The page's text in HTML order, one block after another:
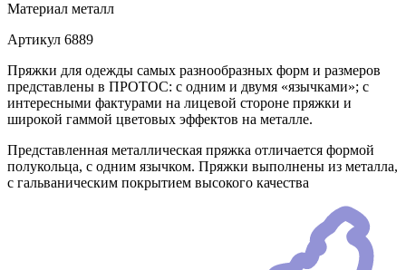
Материал металл
Артикул 6889
Пряжки для одежды самых разнообразных форм и размеров
представлены в ПРОТОС: с одним и двумя «язычками»; с
интересными фактурами на лицевой стороне пряжки и
широкой гаммой цветовых эффектов на металле.
Представленная металлическая пряжка отличается формой
полукольца, с одним язычком. Пряжки выполнены из металла,
с гальваническим покрытием высокого качества